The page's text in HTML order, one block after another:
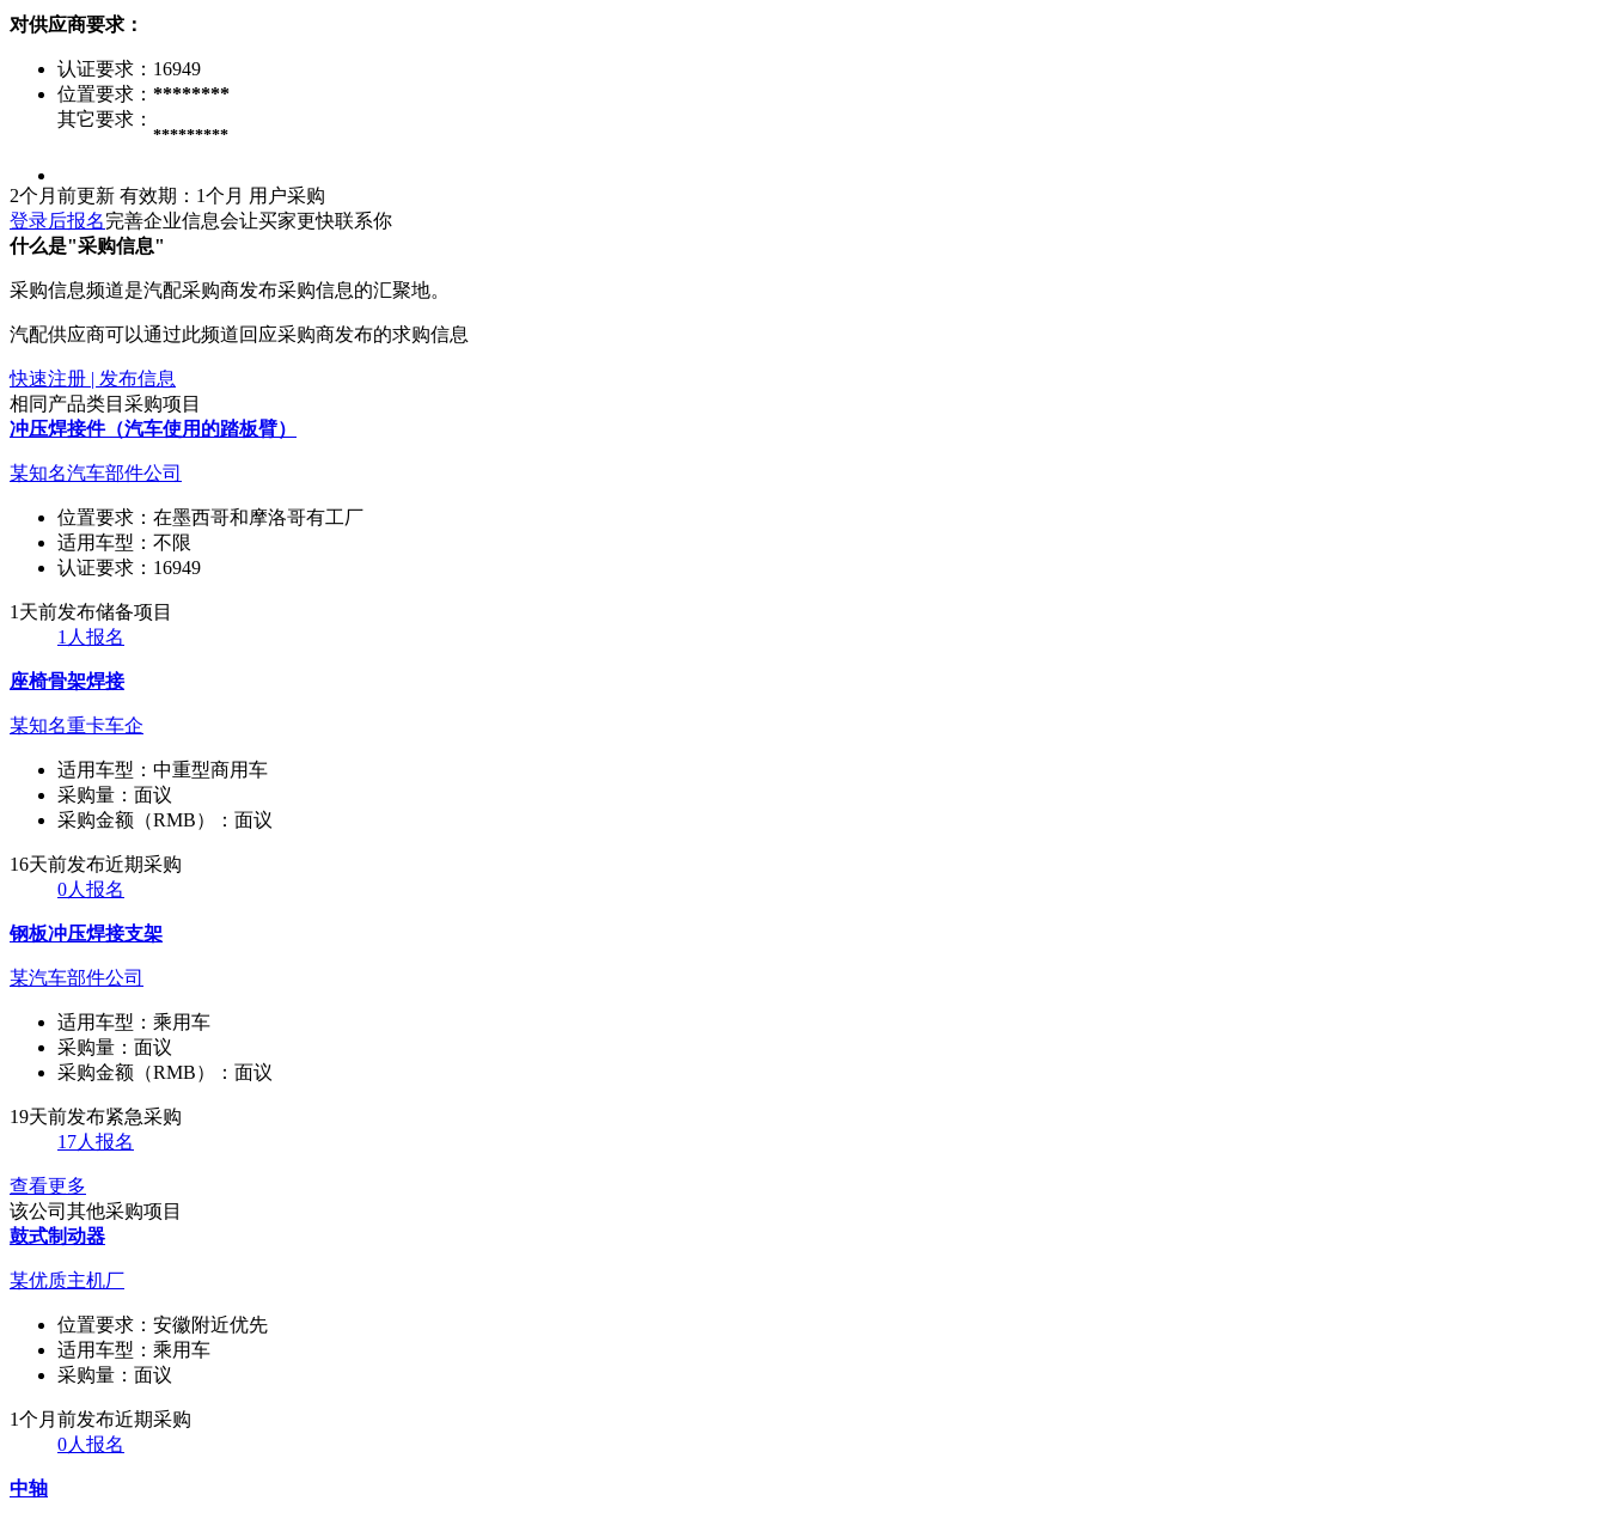
对供应商要求：
认证要求： 16949
位置要求： ********
其它要求：
*********
2个月前更新 有效期：1个月 用户采购
登录后报名完善企业信息会让买家更快联系你
什么是"采购信息"
采购信息频道是汽配采购商发布采购信息的汇聚地。
汽配供应商可以通过此频道回应采购商发布的求购信息
快速注册 | 发布信息
相同产品类目采购项目
冲压焊接件（汽车使用的踏板臂）
某知名汽车部件公司
位置要求： 在墨西哥和摩洛哥有工厂
适用车型： 不限
认证要求： 16949
1天前发布储备项目
1人报名
座椅骨架焊接
某知名重卡车企
适用车型： 中重型商用车
采购量： 面议
采购金额（RMB）： 面议
16天前发布近期采购
0人报名
钢板冲压焊接支架
某汽车部件公司
适用车型： 乘用车
采购量： 面议
采购金额（RMB）： 面议
19天前发布紧急采购
17人报名
查看更多
该公司其他采购项目
鼓式制动器
某优质主机厂
位置要求： 安徽附近优先
适用车型： 乘用车
采购量： 面议
1个月前发布近期采购
0人报名
中轴